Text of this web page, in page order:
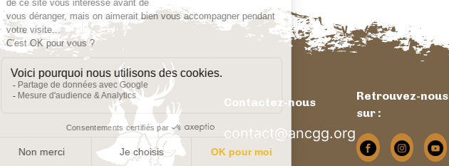
Contactez-nous
contact@ancgg.org
Retrouvez-nous
sur :